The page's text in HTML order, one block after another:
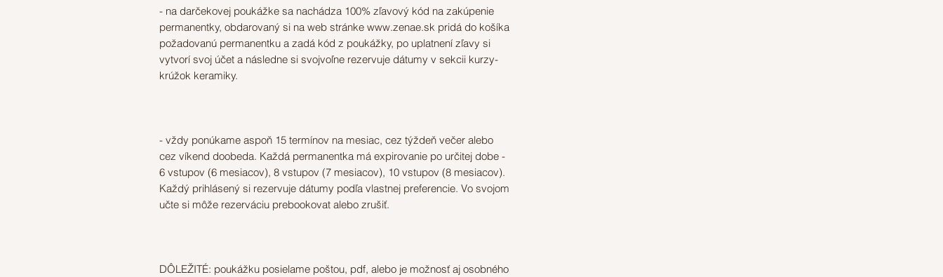
- na darčekovej poukážke sa nachádza 100% zľavový kód na zakúpenie
permanentky, obdarovaný si na web stránke www.zenae.sk pridá do košíka
požadovanú permanentku a zadá kód z poukážky, po uplatnení zľavy si
vytvorí svoj účet a následne si svojvoľne rezervuje dátumy v sekcii kurzy-
krúžok keramiky.
- vždy ponúkame aspoň 15 termínov na mesiac, cez týždeň večer alebo
cez víkend doobeda. Každá permanentka má expirovanie po určitej dobe -
6 vstupov (6 mesiacov), 8 vstupov (7 mesiacov), 10 vstupov (8 mesiacov).
Každý prihlásený si rezervuje dátumy podľa vlastnej preferencie. Vo svojom
učte si môže rezerváciu prebookovat alebo zrušiť.
DÔLEŽITÉ: poukážku posielame poštou, pdf, alebo je možnosť aj osobného